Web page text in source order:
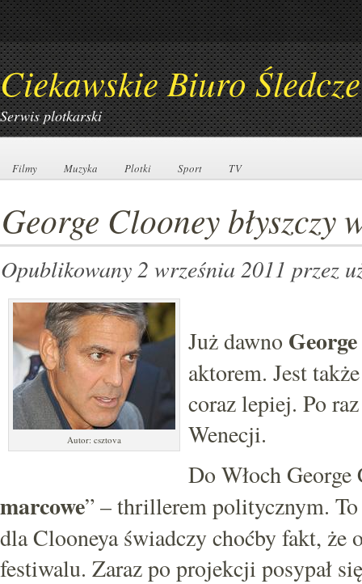
Ciekawskie Biuro Śledcze
Serwis plotkarski
Filmy
Filmy Muzyka
Muzyka Plotki
Plotki Sport
Sport TV
TV
George Clooney błyszczy
Opublikowany 2 września 2011 przez
Autor: csztova
Już dawno
aktorem. Jest
coraz lepiej. Po
Wenecji.
Do Włoch
marcowe” – thrillerem politycznym.
dla Clooneya świadczy choćby fakt, że
festiwalu. Zaraz po projekcji posypał